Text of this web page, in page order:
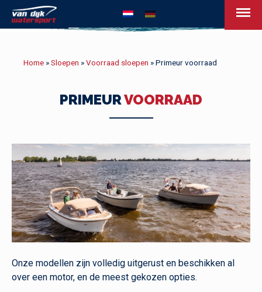
van Dijk Watersport - Uw leven op het
Home »Sloepen »Voorraad sloepen »Primeur voorraad
PRIMEURVOORRAAD
Onze modellen zijn volledig uitgerust en beschikken al
over een motor, en de meest gekozen opties.